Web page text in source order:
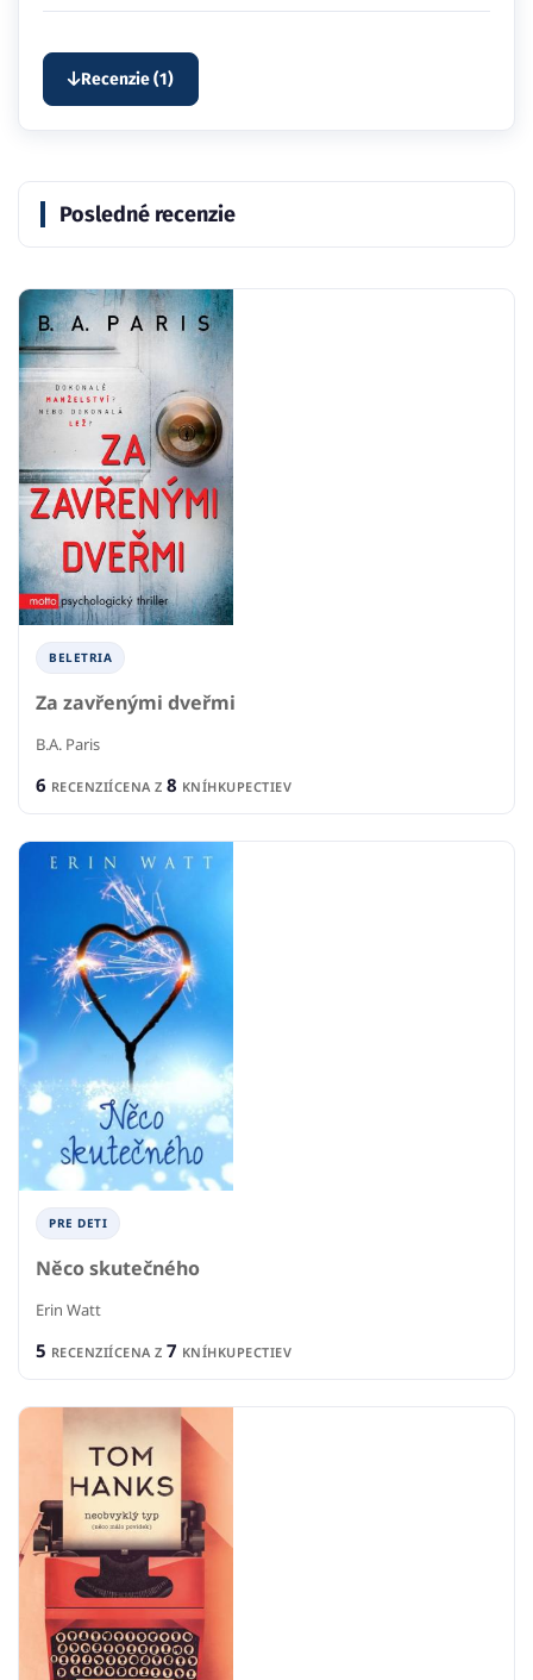
Recenzie (1)
Posledné recenzie
BELETRIA
Za zavřenými dveřmi
B.A. Paris
6 RECENZIÍCENA Z 8 KNÍHKUPECTIEV
PRE DETI
Něco skutečného
Erin Watt
5 RECENZIÍCENA Z 7 KNÍHKUPECTIEV